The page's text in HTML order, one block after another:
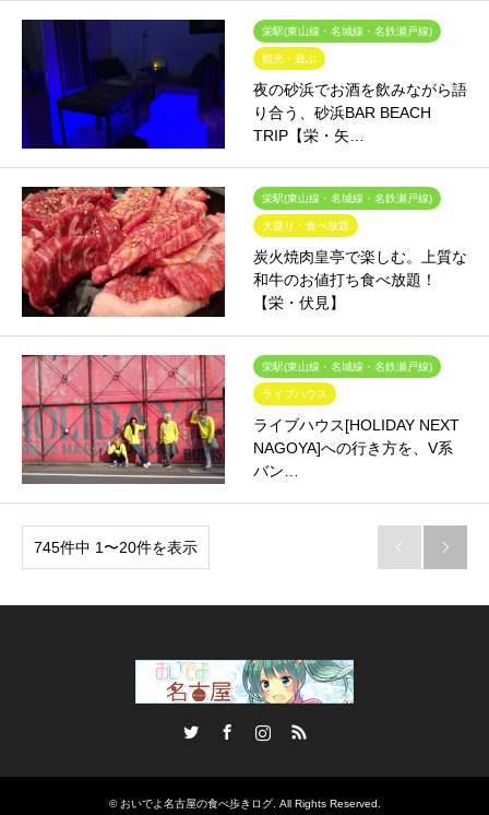
栄駅(東山線・名城線・名鉄瀬戸線)
観光・遊ぶ
夜の砂浜でお酒を飲みながら語
り合う、砂浜BAR BEACH
TRIP【栄・矢…
栄駅(東山線・名城線・名鉄瀬戸線)
大盛り・食べ放題
炭火焼肉皇亭で楽しむ。上質な
和牛のお値打ち食べ放題！
【栄・伏見】
栄駅(東山線・名城線・名鉄瀬戸線)
ライブハウス
ライブハウス[HOLIDAY NEXT
NAGOYA]への行き方を、V系
バン…
745件中 1〜20件を表示  
RSS
© おいでよ名古屋の食べ歩きログ. All Rights Reserved.